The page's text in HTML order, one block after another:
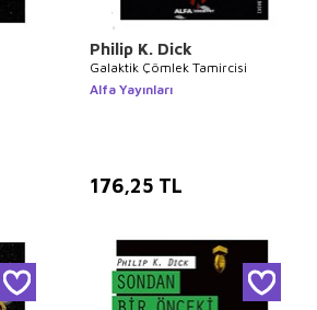
Philip K. Dick
Galaktik Çömlek Tamircisi
Alfa Yayınları
176,25 TL